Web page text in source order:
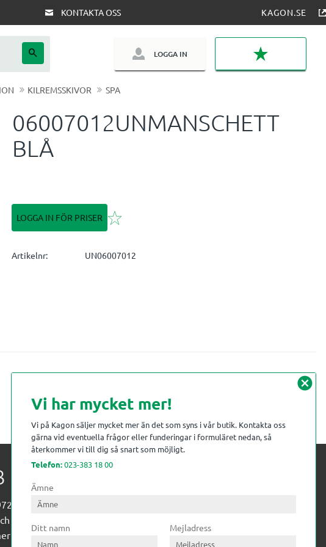
KONTAKTA OSS KAGON.SE
LOGGA IN
KILREMSSKIVOR SPA
06007012UNMANSCHETT
BLÅ
LOGGA IN FÖR PRISER Lägg till i favoriter
Artikelnr UN06007012
levererat kompetens till
övrig industri. Till träindustrin tillför vi
från timmerplanen hela
cancel
Vi har mycket mer!
Vi på Kagon säljer mycket mer än det som syns i vår butik. Kontakta oss
gärna vid eventuella frågor eller funderingar i formuläret nedan, så
återkommer vi till dig så snart som möjligt.
Telefon:023-383 18 00
Ämne
Ditt namn Mejladress